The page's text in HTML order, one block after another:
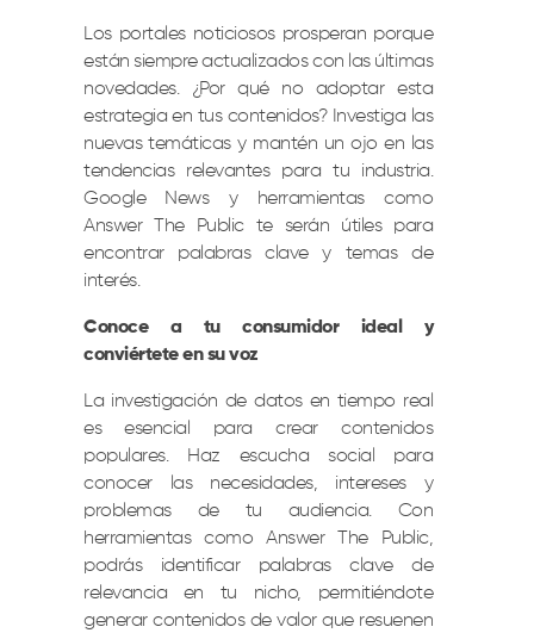
Los portales noticiosos prosperan porque
están siempre actualizados con las últimas
novedades. ¿Por qué no adoptar esta
estrategia en tus contenidos? Investiga las
nuevas temáticas y mantén un ojo en las
tendencias relevantes para tu industria.
Google News y herramientas como
Answer The Public te serán útiles para
encontrar palabras clave y temas de
interés.
Conoce a tu consumidor ideal y
conviértete en su voz
La investigación de datos en tiempo real
es esencial para crear contenidos
populares. Haz escucha social para
conocer las necesidades, intereses y
problemas de tu audiencia. Con
herramientas como Answer The Public,
podrás identificar palabras clave de
relevancia en tu nicho, permitiéndote
generar contenidos de valor que resuenen